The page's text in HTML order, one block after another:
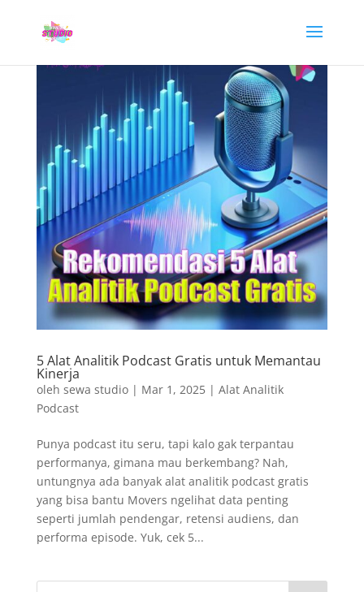
5 Alat Analitik Podcast Gratis untuk Memantau
Kinerja
oleh sewa studio| Mar 1, 2025| Alat Analitik
Podcast
Punya podcast itu seru, tapi kalo gak terpantau
performanya, gimana mau berkembang? Nah,
untungnya ada banyak alat analitik podcast gratis
yang bisa bantu Movers ngelihat data penting
seperti jumlah pendengar, retensi audiens, dan
performa episode. Yuk, cek 5...